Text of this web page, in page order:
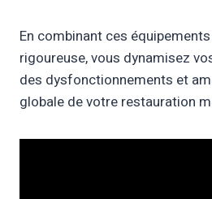
En combinant ces
rigoureuse, vous dynamisez
des dysfonctionnements et
globale de votre restauration